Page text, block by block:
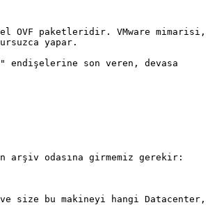
OVF paketleridir. VMware mimarisi,
yapar.
endişelerine son veren, devasa
arşiv odasına girmemiz gerekir:
size bu makineyi hangi Datacenter,